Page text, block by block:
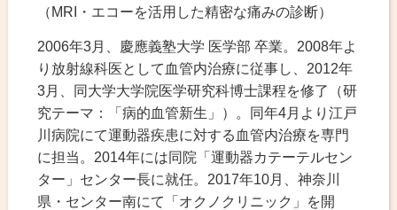
（MRI・エコーを活用した精密な痛みの診断）
2006年3月、慶應義塾大学 医学部 卒業。2008年よ
り放射線科医として血管内治療に従事し、2012年
3月、同大学大学院医学研究科博士課程を修了（研
究テーマ：「病的血管新生」）。同年4月より江戸
川病院にて運動器疾患に対する血管内治療を専門
に担当。2014年には同院「運動器カテーテルセン
ター」センター長に就任。2017年10月、神奈川
県・センター南にて「オクノクリニック」を開